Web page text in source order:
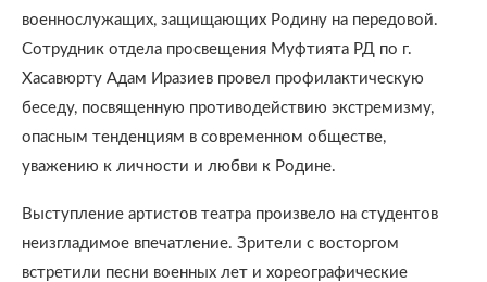
военнослужащих, защищающих Родину на передовой.
Сотрудник отдела просвещения Муфтията РД по г.
Хасавюрту Адам Иразиев провел профилактическую
беседу, посвященную противодействию экстремизму,
опасным тенденциям в современном обществе,
уважению к личности и любви к Родине.
Выступление артистов театра произвело на студентов
неизгладимое впечатление. Зрители с восторгом
встретили песни военных лет и хореографические